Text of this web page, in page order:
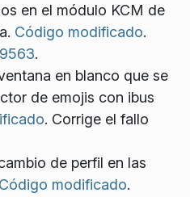
en el módulo KCM de
Código modificado.
.
en blanco que se
de emojis con ibus
. Corrige el fallo
de perfil en las
Código modificado.